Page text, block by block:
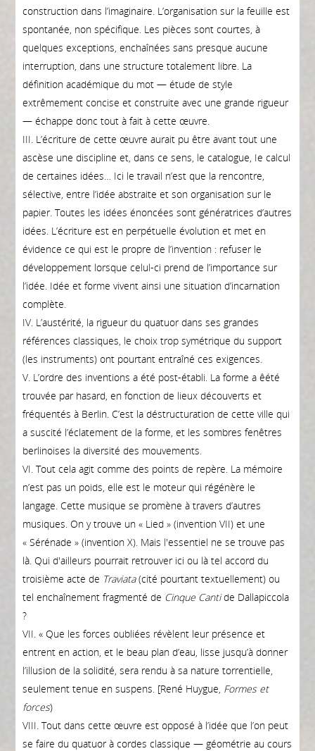
construction dans l’imaginaire. L’organisation sur la feuille est
spontanée, non spécifique. Les pièces sont courtes, à
quelques exceptions, enchaînées sans presque aucune
interruption, dans une structure totalement libre. La
définition académique du mot — étude de style
extrêmement concise et construite avec une grande rigueur
— échappe donc tout à fait à cette œuvre.
III. L’écriture de cette œuvre aurait pu être avant tout une
ascèse une discipline et, dans ce sens, le catalogue, Ie calcul
de certaines idées… Ici le travail n’est que la rencontre,
sélective, entre l’idée abstraite et son organisation sur le
papier. Toutes les idées énoncées sont génératrices d’autres
idées. L’écriture est en perpétuelle évolution et met en
évidence ce qui est le propre de l’invention : refuser le
développement lorsque celul-ci prend de l’importance sur
l’idée. Idée et forme vivent ainsi une situation d’incarnation
complète.
IV. L’austérité, la rigueur du quatuor dans ses grandes
références classiques, le choix trop symétrique du support
(les instruments) ont pourtant entraîné ces exigences.
V. L’ordre des inventions a été post-établi. La forme a êété
trouvée par hasard, en fonction de lieux découverts et
fréquentés à Berlin. C’est la déstructuration de cette ville qui
a suscité l’éclatement de la forme, et les sombres fenêtres
berlinoises la diversité des mouvements.
VI. Tout cela agit comme des points de repère. La mémoire
n’est pas un poids, elle est le moteur qui régénère le
langage. Cette musique se promène à travers d’autres
musiques. On y trouve un « Lied » (invention VII) et une
« Sérénade » (invention X). Mais l'essentiel ne se trouve pas
là. Qui d'ailleurs pourrait retrouver ici ou là tel accord du
troisième acte de Traviata(cité pourtant textuellement) ou
tel enchaînement fragmenté de Cinque Cantide Dallapiccola
?
VII. « Que les forces oubliées révèlent leur présence et
entrent en action, et le beau plan d’eau, lisse jusqu’à donner
l’illusion de la solidité, sera rendu à sa nature torrentielle,
seulement tenue en suspens. [René Huygue, Formes et
forces)
VIII. Tout dans cette œuvre est opposé à l’idée que l’on peut
se faire du quatuor à cordes classique — géométrie au cours